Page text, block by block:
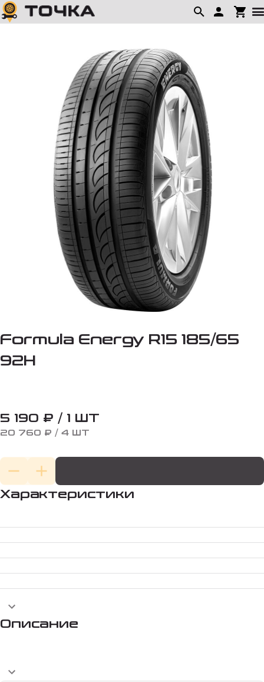
Formula Energy R15 185/65
92H
5 190 ₽ / 1 ШТ
20 760 ₽ / 4 ШТ
Характеристики
Описание